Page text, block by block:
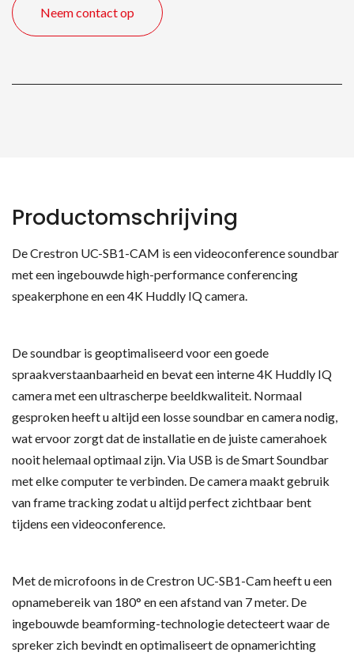
quantityNeem contact op
Productomschrijving
De Crestron UC-SB1-CAM is een videoconference soundbar
met een ingebouwde high-performance conferencing
speakerphone en een 4K Huddly IQ camera.
De soundbar is geoptimaliseerd voor een goede
spraakverstaanbaarheid en bevat een interne 4K Huddly IQ
camera met een ultrascherpe beeldkwaliteit. Normaal
gesproken heeft u altijd een losse soundbar en camera nodig,
wat ervoor zorgt dat de installatie en de juiste camerahoek
nooit helemaal optimaal zijn. Via USB is de Smart Soundbar
met elke computer te verbinden. De camera maakt gebruik
van frame tracking zodat u altijd perfect zichtbaar bent
tijdens een videoconference.
Met de microfoons in de Crestron UC-SB1-Cam heeft u een
opnamebereik van 180° en een afstand van 7 meter. De
ingebouwde beamforming-technologie detecteert waar de
spreker zich bevindt en optimaliseert de opnamerichting